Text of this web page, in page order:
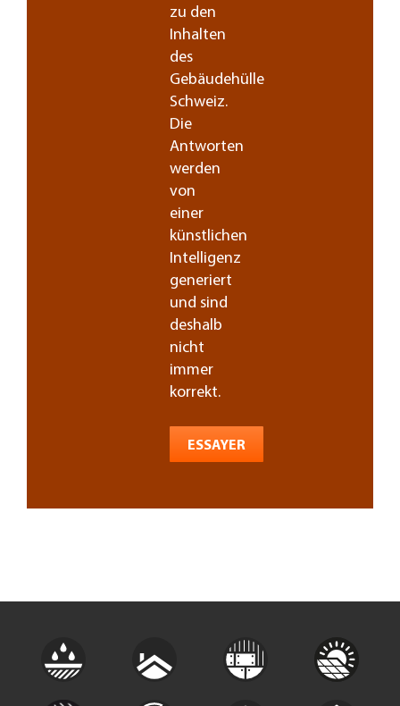
zu den
Inhalten
des
Gebäudehülle
Schweiz.
Die
Antworten
werden
von
einer
künstlichen
Intelligenz
generiert
und sind
deshalb
nicht
immer
korrekt.
ESSAYER